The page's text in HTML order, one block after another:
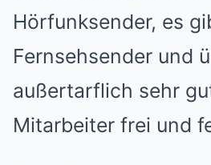
Hörfunksender, es
Fernsehsender und
außertarflich sehr
Mitarbeiter frei und